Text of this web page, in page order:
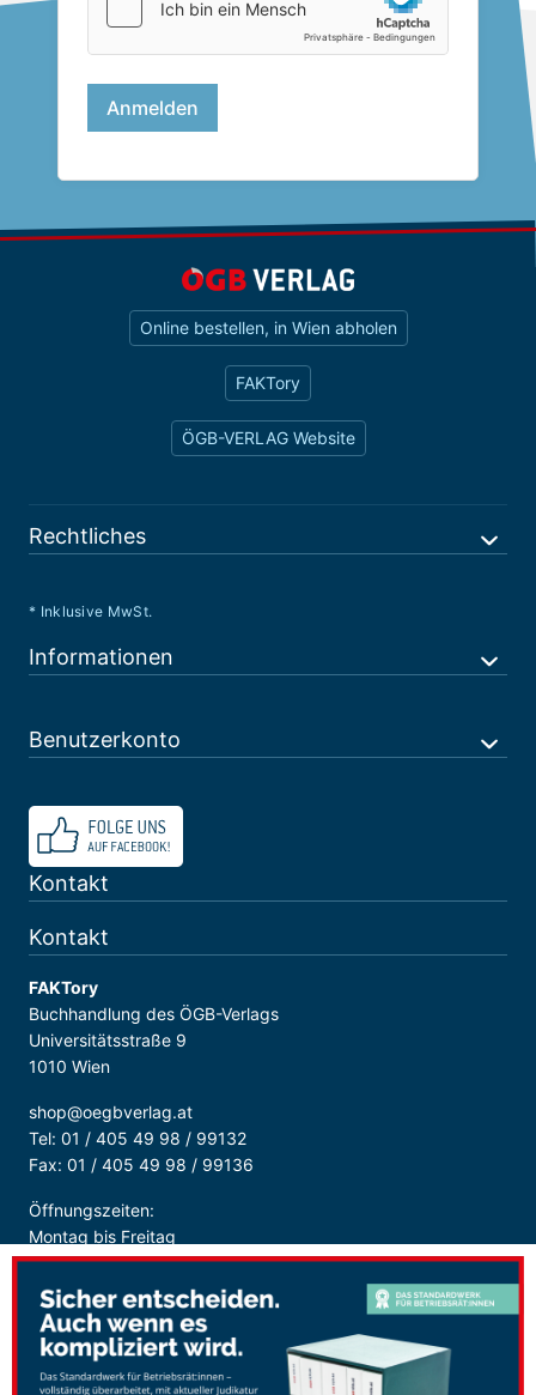
Online bestellen, in Wien abholen
FAKTory
ÖGB-VERLAG Website
Rechtliches
* Inklusive MwSt.
Informationen
Benutzerkonto
Kontakt
Kontakt
FAKTory
Buchhandlung des ÖGB-Verlags
Universitätsstraße 9
1010 Wien
shop@oegbverlag.at
Tel: 01 / 405 49 98 / 99132
Fax: 01 / 405 49 98 / 99136
Öffnungszeiten:
Montag bis Freitag
9:00 - 18:00 Uhr
durchgehend
Sicher Bezahlen: